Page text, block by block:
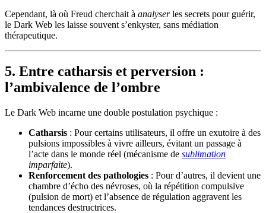
Cependant, là où Freud cherchait à analyserles secrets pour guérir,
le Dark Web les laisse souvent s’enkyster, sans médiation
thérapeutique.
5. Entre catharsis et perversion :
l’ambivalence de l’ombre
Le Dark Web incarne une double postulation psychique :
Catharsis : Pour certains utilisateurs, il offre un exutoire à des
pulsions impossibles à vivre ailleurs, évitant un passage à
l’acte dans le monde réel (mécanisme de sublimation
imparfaite).
Renforcement des pathologies : Pour d’autres, il devient une
chambre d’écho des névroses, où la répétition compulsive
(pulsion de mort) et l’absence de régulation aggravent les
tendances destructrices.